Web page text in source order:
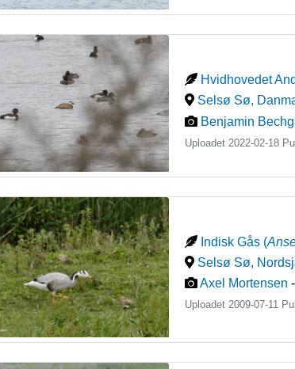
Hvidhovedet And
Selsø Sø,
Benjamin
Uploadet 2022-02-18
Indisk Gås (
Selsø Sø,
Axel Mortensen
Uploadet 2009-07-11